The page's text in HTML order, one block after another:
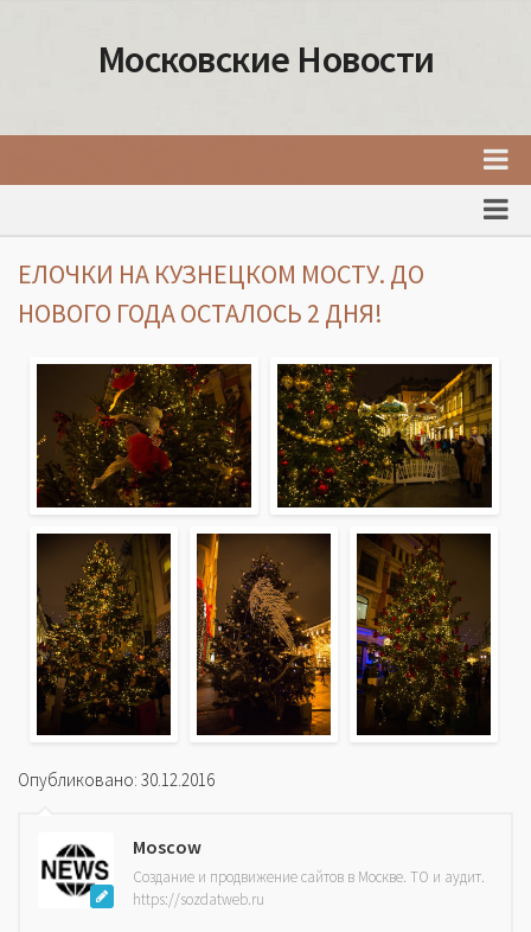
Московские Новости
Факты о Москве
Москва
Товары и услуги Москвы
ЕЛОЧКИ НА КУЗНЕЦКОМ МОСТУ. ДО
НОВОГО ГОДА ОСТАЛОСЬ 2 ДНЯ!
Опубликовано: 30.12.2016
Moscow
Создание и продвижение сайтов в Москве. ТО и аудит.
https://sozdatweb.ru